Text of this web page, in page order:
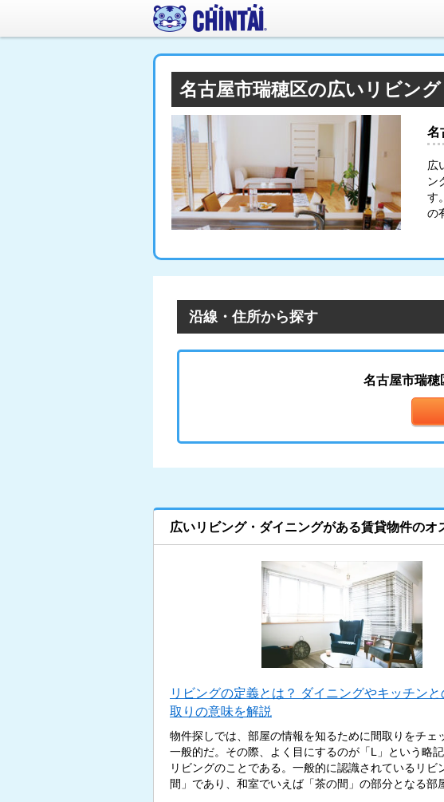
名古屋市瑞穂区の広いリビン
名
広
ン
す
の
沿線・住所から探す
名古屋市瑞穂
広いリビング・ダイニングがある賃貸物件のオ
リビングの定義とは？ ダイニングやキッチンと
取りの意味を解説
物件探しでは、部屋の情報を知るために間取りをチェ
一般的だ。その際、よく目にするのが「L」という略
リビングのことである。一般的に認識されているリビ
間」であり、和室でいえば「茶の間」の部分となる部